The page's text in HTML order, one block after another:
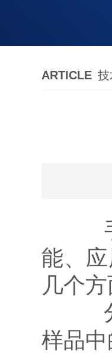
ARTICLE 技
手
能、
几个方
分
样品